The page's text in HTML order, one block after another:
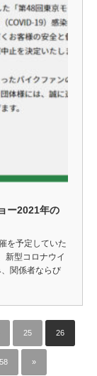
ー2021年の
を予定していた
新型コロナウイ
関係者ならび
25 26
58 »